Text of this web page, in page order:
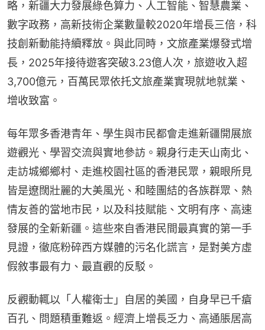
略，新疆大力發展綠色算力、人工智能、智慧農業、
數字政務，高新技術企業數量較2020年增長三倍，科
技創新動能持續釋放。與此同時，文旅產業爆發式增
長，2025年接待遊客突破3.23億人次，旅遊收入超
3,700億元，百萬民眾依托文旅產業實現就地就業、
增收致富。
每年眾多香港青年、學生與市民都會走進新疆開展旅
遊觀光、學習交流與實地參訪。親身行走天山南北、
走訪城鄉鄉村、走進校園社區的香港民眾，親眼所見
皆是遼闊壯麗的大美風光、和睦團結的各族群眾、熱
情友善的當地市民，以及科技賦能、文明有序、高速
發展的全新新疆。這些來自香港民間最真實的第一手
見證，徹底粉碎西方媒體的污名化謊言，是對美方虛
假敘事最有力、最直觀的反駁。
反觀動輒以「人權衛士」自居的美國，自身早已千瘡
百孔、問題積重難返。經濟上增長乏力、高通脹居高